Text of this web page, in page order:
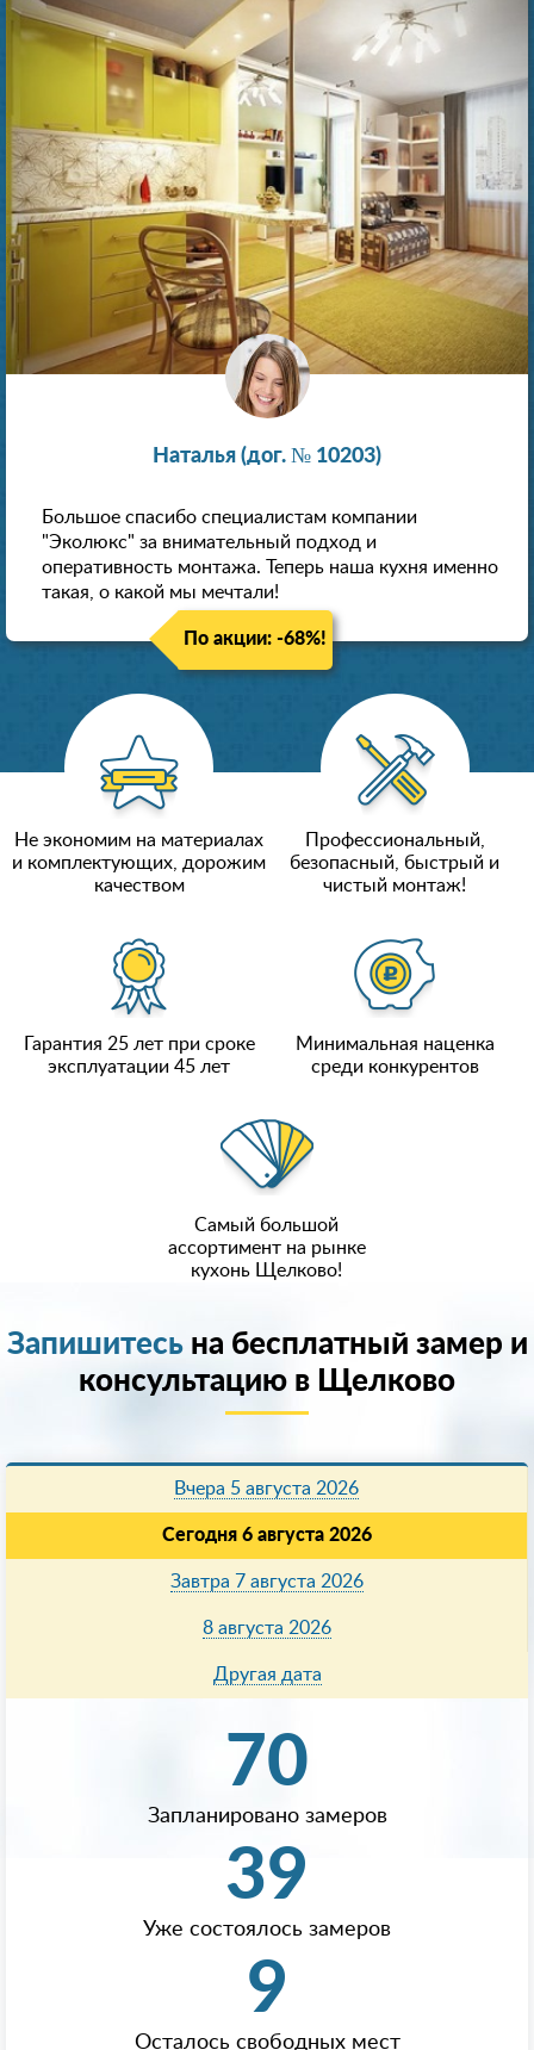
Наталья (дог. № 10203)
Большое спасибо специалистам компании
"Эколюкс" за внимательный подход и
оперативность монтажа. Теперь наша кухня именно
такая, о какой мы мечтали!
По акции: -68%!
Не экономим на материалах
и комплектующих, дорожим
качеством
Профессиональный,
безопасный, быстрый и
чистый монтаж!
Гарантия 25 лет при сроке
эксплуатации 45 лет
Минимальная наценка
среди конкурентов
Самый большой
ассортимент на рынке
кухонь Щелково!
Запишитесьна бесплатный замер и
консультацию в Щелково
Вчера 5 августа 2026
Сегодня 6 августа 2026
Завтра 7 августа 2026
8 августа 2026
Другая дата
70
Запланировано замеров
39
Уже состоялось замеров
9
Осталось свободных мест